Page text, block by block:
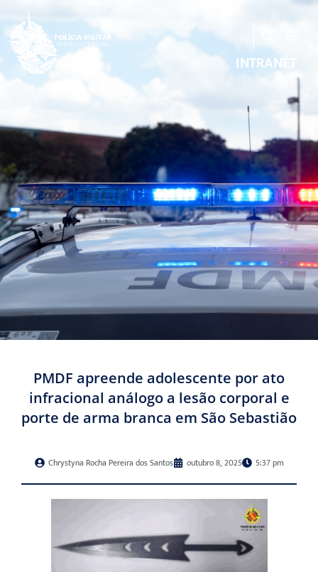
INTRANET
PMDF apreende adolescente por ato
infracional análogo a lesão corporal e
porte de arma branca em São Sebastião
Chrystyna Rocha Pereira dos Santos outubro 8, 2025 5:37 pm